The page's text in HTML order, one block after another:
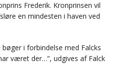
Frederik. Kronprinsen vil
en mindesten i haven ved
i forbindelse med Falcks
været der…”, udgives af Falck